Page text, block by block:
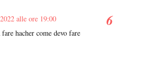
alle ore 19:00
hacher come devo fare